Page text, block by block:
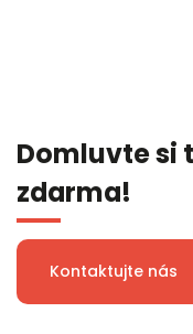
Domluvte si
zdarma!
Kontaktujte nás